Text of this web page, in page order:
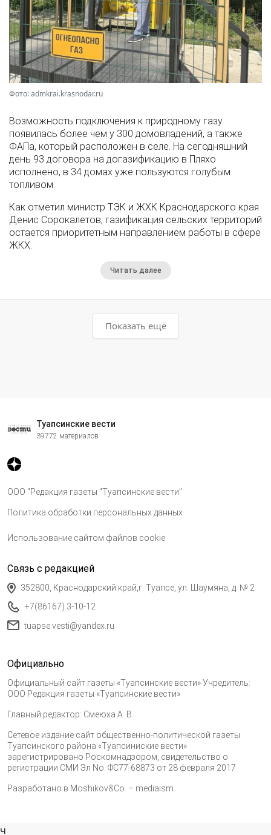
Фото: admkrai.krasnodar.ru
Возможность подключения к природному газу
появилась более чем у 300 домовладений, а также
ФАПа, который расположен в селе. На сегодняшний
день 93 договора на догазификацию в Пляхо
исполнено, в 34 домах уже пользуются голубым
топливом.
Как отметил министр ТЭК и ЖХК Краснодарского края
Денис Сорокалетов, газификация сельских территорий
остается приоритетным направлением работы в сфере
ЖКХ.
Читать далее
Показать ещё
Туапсинские вести
39772 материалов
ООО "Редакция газеты "Туапсинские вести"
Политика обработки персональных данных
Использование сайтом файлов cookie
Связь с редакцией
352800, Краснодарский край,г. Туапсе, ул. Шаумяна, д. № 2
+7(86167) 3-10-12
tuapse.vesti@yandex.ru
Официально
Официальный сайт газеты «Туапсинские вести» Учредитель:
ООО Редакция газеты «Туапсинские вести»
Главный редактор: Смеюха А. В.
Сетевое издание сайт общественно-политической газеты
Туапсинского района «Туапсиниские вести»
зарегистрировано Роскомнадзором, свидетельство о
регистрации СМИ Эл No. ФС77-68873 от 28 февраля 2017
Разработано в Moshikov&Co. – mediaism
ч